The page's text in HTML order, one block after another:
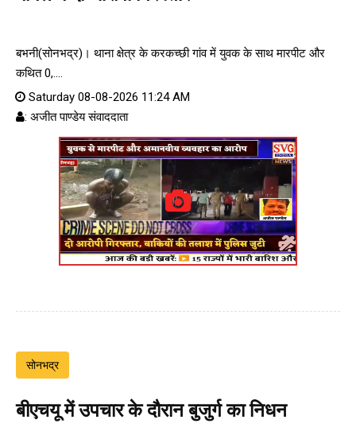
बभनी(सोनभद्र)। थाना क्षेत्र के करकच्छी गांव में युवक के साथ मारपीट और
कथित 0,....
Saturday 08-08-2026 11:24 AM
: अजीत पाण्डेय संवाददाता
सोनभद्र
बीएचयू में उपचार के दौरान बुजुर्ग का निधन